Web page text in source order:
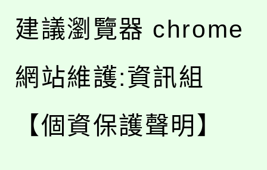
建議瀏覽器 chrome
網站維護:資訊組
【個資保護聲明】